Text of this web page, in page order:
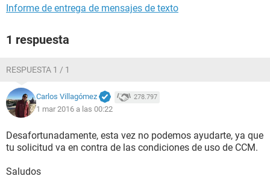
Informe de entrega de mensajes de texto
1 respuesta
RESPUESTA 1 / 1
Carlos Villagómez 278.797
1 mar 2016 a las 00:22
Desafortunadamente, esta vez no podemos ayudarte, ya que
tu solicitud va en contra de las condiciones de uso de CCM.
Saludos